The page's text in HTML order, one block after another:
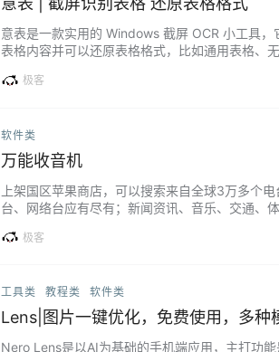
意表是一款实用的 Windows 截屏 OCR 小工具
表格内容并可以还原表格格式，比如通用表格、
表应用的场景非常广泛，它可以识别财报，无线
极客
软件类
万能收音机
上架国区苹果商店，可以搜索来自全球3万多个
台、网络台应有尽有；新闻资讯、音乐、交通、
e.com/cn/app/id6444694205...
极客
工具类 教程类 软件类
Lens|图片一键优化，免费使用，多种
Nero Lens是以AI为基础的手机端应用，主打功